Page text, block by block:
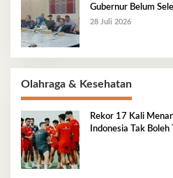
Gubernur Belum
28 Juli 2026
Olahraga & Kesehatan
Rekor 17 Kali
Indonesia Tak Boleh